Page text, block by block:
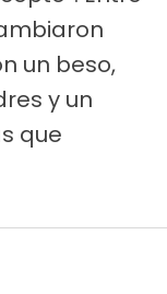
un beso,
y un
que